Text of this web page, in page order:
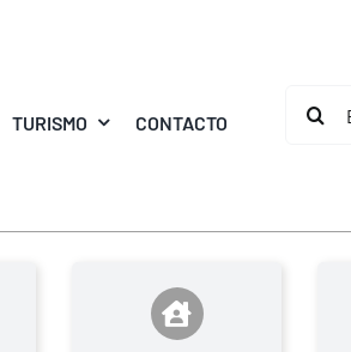
TURISMO CONTACTO
Buscar: